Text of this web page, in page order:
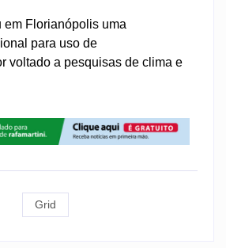
em Florianópolis uma
para uso de
voltado a pesquisas de clima e
Grid